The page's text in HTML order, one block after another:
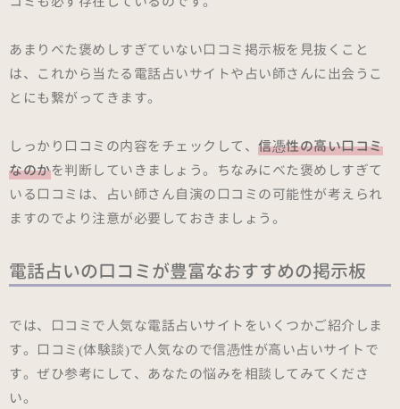
あまりべた褒めしすぎていない口コミ掲示板を見抜くこと
は、これから当たる電話占いサイトや占い師さんに出会うこ
とにも繋がってきます。
しっかり口コミの内容をチェックして、 信憑性の高い口コミ
なのかを判断していきましょう。ちなみにべた褒めしすぎて
いる口コミは、占い師さん自演の口コミの可能性が考えられ
ますのでより注意が必要しておきましょう。
電話占いの口コミが豊富なおすすめの掲示板
では、口コミで人気な電話占いサイトをいくつかご紹介しま
す。口コミ(体験談)で人気なので信憑性が高い占いサイトで
す。ぜひ参考にして、あなたの悩みを相談してみてくださ
い。